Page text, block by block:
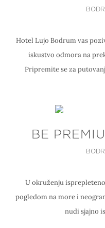
Hotel Lujo Bodrum vas
iskustvo odmora na
Pripremite se za
BE
U okruženju
pogledom na more i
nudi sjajno